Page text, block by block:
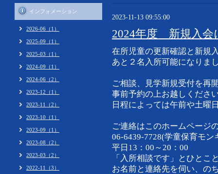
2023-11-13 09:55:00
2024年度 新規入会
在所児童の更新確認と新規
あと２名入所可能になりま
ご相談、見学新規受付を再
事前予約の上お越しくださ
日程によっては午前や土曜
ご連絡はこのホームページ
06-6439-7728(学童保育モ
平日13：00～20：00
「入所相談です」とひとこ
お名前と連絡先を伺い、の
インフォメーション
2026-06（1）
2025-09（1）
2025-03（1）
2024-09（1）
2024-06（2）
2023-12（1）
2023-11（2）
2023-10（1）
2023-09（1）
2023-08（2）
2023-03（2）
2022-11（3）